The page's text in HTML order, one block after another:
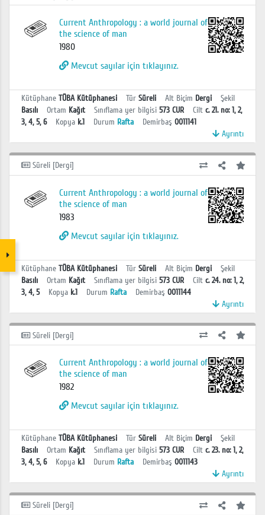
Current Anthropology : a world journal of
the science of man
1980
Mevcut sayılar için tıklayınız.
Kütüphane TÜBA Kütüphanesi Tür Süreli Alt Biçim Dergi
Şekil
Basılı
Ortam Kağıt Sınıflama yer bilgisi 573 CUR Cilt c. 21. no: 1, 2,
3, 4, 5, 6
Kopya k.1 Durum Rafta Demirbaş 0011141
Ayrıntı
Süreli [Dergi]
Current Anthropology : a world journal of
the science of man
1983
Mevcut sayılar için tıklayınız.
Kütüphane TÜBA Kütüphanesi Tür Süreli Alt Biçim Dergi
Şekil
Basılı
Ortam Kağıt Sınıflama yer bilgisi 573 CUR Cilt c. 24. no: 1, 2,
3, 4, 5
Kopya k.1 Durum Rafta Demirbaş 0011144
Ayrıntı
Süreli [Dergi]
Current Anthropology : a world journal of
the science of man
1982
Mevcut sayılar için tıklayınız.
Kütüphane TÜBA Kütüphanesi Tür Süreli Alt Biçim Dergi
Şekil
Basılı
Ortam Kağıt Sınıflama yer bilgisi 573 CUR Cilt c. 23. no: 1, 2,
3, 4, 5, 6
Kopya k.1 Durum Rafta Demirbaş 0011143
Ayrıntı
Süreli [Dergi]